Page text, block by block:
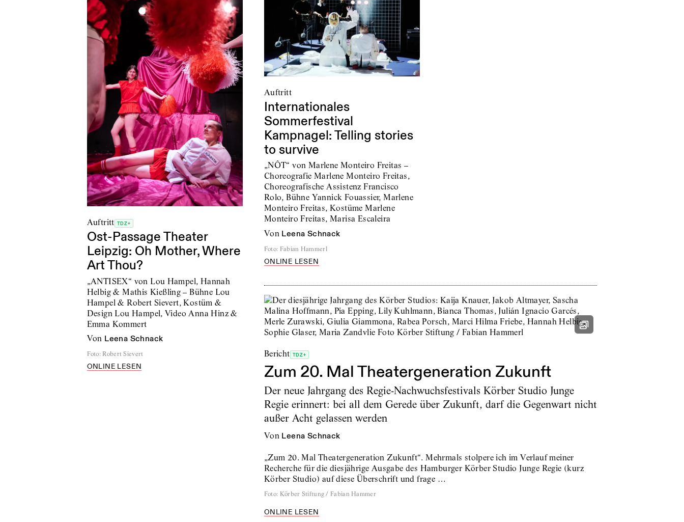
Auftritt TDZ+
Ost-Passage Theater
Leipzig: Oh Mother, Where
Art Thou?
„ANTISEX“ von Lou Hampel, Hannah
Helbig & Mathis Kießling – Bühne Lou
Hampel & Robert Sievert, Kostüm &
Design Lou Hampel, Video Anna Hinz &
Emma Kommert
von Leena Schnack
Foto: Robert Sievert
ONLINE LESEN
Auftritt
Internationales
Sommerfestival
Kampnagel: Telling stories
to survive
„NÔT“ von Marlene Monteiro Freitas –
Choreografie Marlene Monteiro Freitas,
Choreografische Assistenz Francisco
Rolo, Bühne Yannick Fouassier, Marlene
Monteiro Freitas, Kostüme Marlene
Monteiro Freitas, Marisa Escaleira
von Leena Schnack
Foto: Fabian Hammerl
ONLINE LESEN
Bericht TDZ+
Zum 20. Mal Theatergeneration Zukunft
Der neue Jahrgang des Regie-Nachwuchsfestivals Körber Studio Junge
Regie erinnert: bei all dem Gerede über Zukunft, darf die Gegenwart nicht
außer Acht gelassen werden
von Leena Schnack
„Zum 20. Mal Theatergeneration Zukunft“. Mehrmals stolpere ich im Verlauf meiner
Recherche für die diesjährige Ausgabe des Hamburger Körber Studio Junge Regie (kurz
Körber Studio) auf diese Überschrift und frage …
Foto: Körber Stiftung / Fabian Hammer
ONLINE LESEN